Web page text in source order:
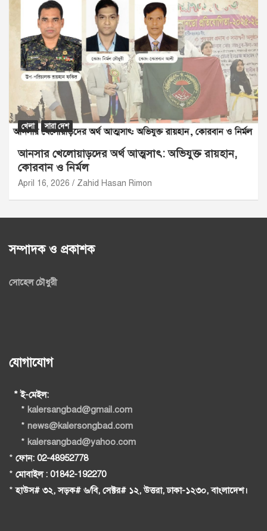
খেলা সারা দেশ
আনসার খেলোয়াড়দের অর্থ আত্মসাৎ: অভিযুক্ত রায়হান,
কোরবান ও নির্মল
April 16, 2026 Zahid Hasan Rimon
সম্পাদক ও প্রকাশক
সোহেল চৌধুরী
যোগাযোগ
* ই-মেইল:
* kalersangbad@gmail.com
* news@kalersongbad.com
* kalersangbad@yahoo.com
* ফোন: 02-48952778
* মোবাইল : 01842-192270
*হাউস# ৩২, সড়ক# ৬/বি, সেক্টর# ১২, উত্তরা, ঢাকা-১২৩০, বাংলাদেশ।